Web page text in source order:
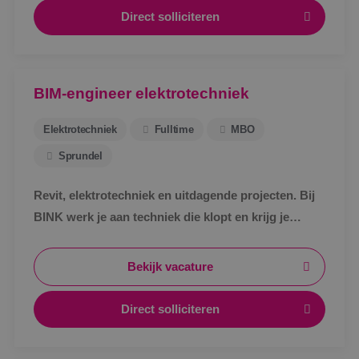
Direct solliciteren
BIM-engineer elektrotechniek
Elektrotechniek Fulltime MBO
Sprundel
Revit, elektrotechniek en uitdagende projecten. Bij
BINK werk je aan techniek die klopt en krijg je
Bekijk vacature
Direct solliciteren